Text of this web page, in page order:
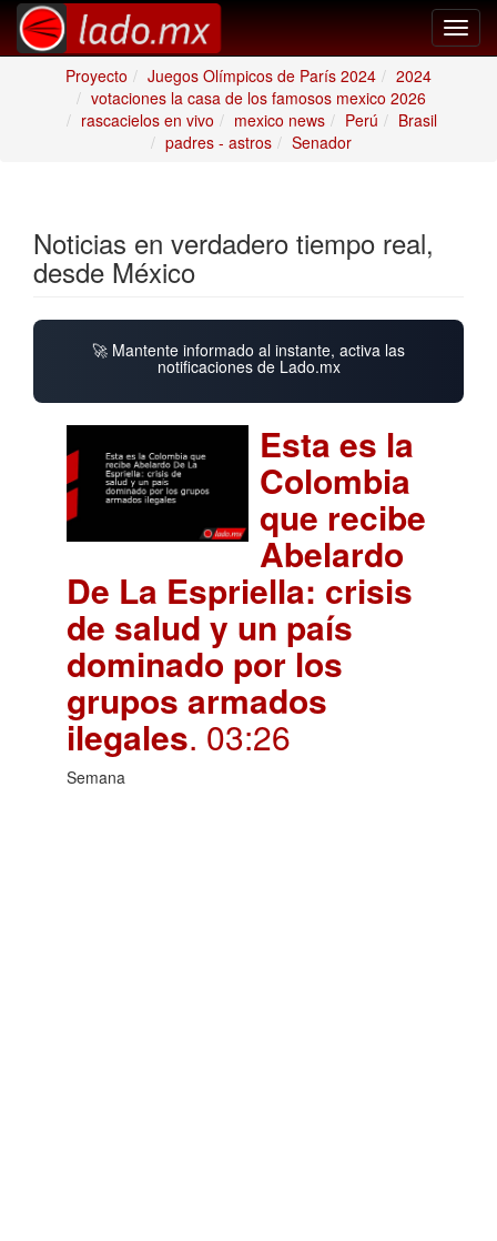
Proyecto
Juegos Olímpicos de París 2024
2024
votaciones la casa de los famosos mexico 2026
rascacielos en vivo
mexico news Perú
Brasil
padres - astros
Senador
Noticias en verdadero tiempo real,
desde México
🚀 Mantente informado al instante, activa las
notificaciones de Lado.mx
Esta es la
Colombia
que recibe
Abelardo
De La Espriella: crisis
de salud y un país
dominado por los
grupos armados
ilegales. 03:26
Semana